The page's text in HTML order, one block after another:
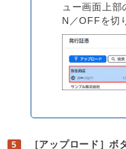
ュー画面上
N／OFFを切
［アップロード］ボ